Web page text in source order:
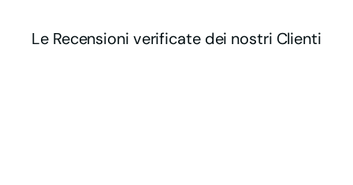
Le Recensioni verificate dei nostri Clienti